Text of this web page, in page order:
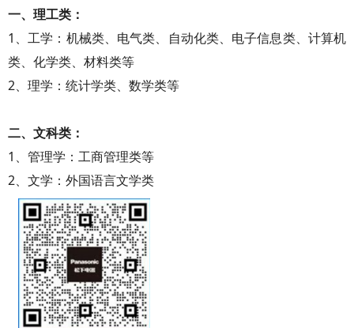
一、理工类：
1、工学：机械类、电气类、自动化类、电子信息类、计算机
类、化学类、材料类等
2、理学：统计学类、数学类等
二、文科类：
1、管理学：工商管理类等
2、文学：外国语言文学类